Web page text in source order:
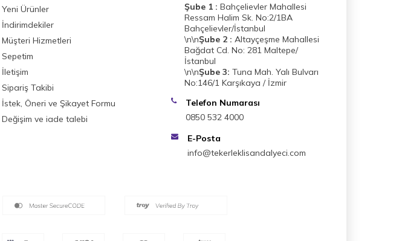
Yeni Ürünler
İndirimdekiler
Müşteri Hizmetleri
Sepetim
İletişim
Sipariş Takibi
İstek, Öneri ve Şikayet Formu
Değişim ve iade talebi
Şube 1 : Bahçelievler Mahallesi
Ressam Halim Sk. No:2/1BA
Bahçelievler/İstanbul
\n\nŞube 2 : Altayçeşme Mahallesi
Bağdat Cd. No: 281 Maltepe/
İstanbul
\n\nŞube 3: Tuna Mah. Yalı Bulvarı
No:146/1 Karşıkaya / İzmir
Telefon Numarası
0850 532 4000
E-Posta
info@tekerleklisandalyeci.com